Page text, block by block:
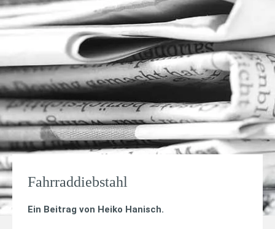
Fahrraddiebstahl
Ein Beitrag von Heiko Hanisch.